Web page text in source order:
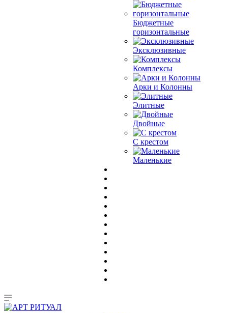
Бюджетные
горизонтальные
Эксклюзивные
Комплексы
Арки и Колонны
Элитные
Двойные
С крестом
Маленькие